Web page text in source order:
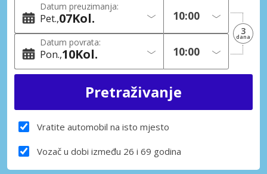
Datum preuzimanja:
Pet. 07Kol.
Datum povrata:
Pon. 10Kol.
3
dana
Vratite automobil na isto mjesto
Vozač u dobi između 26 i 69 godina